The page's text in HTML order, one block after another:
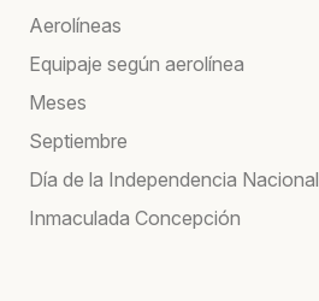
Aerolíneas
Equipaje según aerolínea
Meses
Septiembre
Día de la Independencia Nacional
Inmaculada Concepción